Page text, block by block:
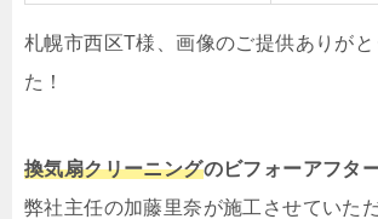
札幌市西区T様、画像のご提供ありが
た！
換気扇クリーニングのビフォーアフタ
弊社主任の加藤里奈が施工させていた